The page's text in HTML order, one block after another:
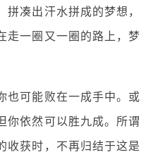
凑出汗水拼成的梦想，
走一圈又一圈的路上，梦
也可能败在一成手中。或
你依然可以胜九成。所谓
收获时，不再归结于这是